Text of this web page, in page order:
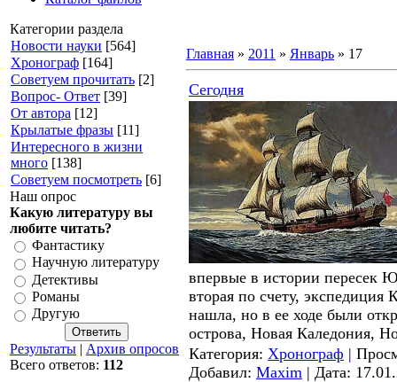
Категории раздела
Новости науки [564]
Хронограф [164]
Советуем прочитать [2]
Вопрос- Ответ [39]
От автора [12]
Крылатые фразы [11]
Интересного в жизни
много [138]
Советуем посмотреть [6]
Наш опрос
Какую литературу вы
любите читать?
Фантастику
Научную литературу
Детективы
Романы
Другую
Результаты | Архив опросов
Всего ответов: 112
Главная » 2011 » Январь » 17
Сегодня
впервые в истории пересек
вторая по счету, экспедиция
нашла, но в ее ходе были
острова, Новая Каледония,
Категория: Хронограф |
Добавил: Maxim | Дата: